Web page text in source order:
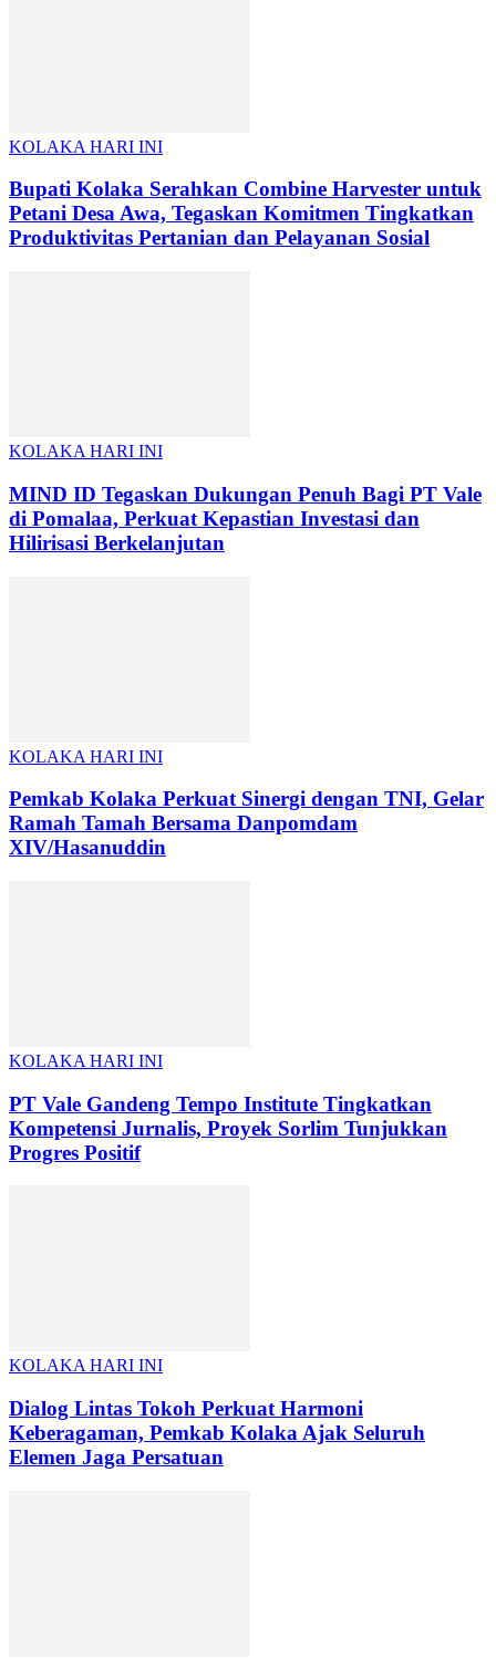
KOLAKA HARI INI
Bupati Kolaka Serahkan Combine Harvester untuk
Petani Desa Awa, Tegaskan Komitmen Tingkatkan
Produktivitas Pertanian dan Pelayanan Sosial
KOLAKA HARI INI
MIND ID Tegaskan Dukungan Penuh Bagi PT Vale
di Pomalaa, Perkuat Kepastian Investasi dan
Hilirisasi Berkelanjutan
KOLAKA HARI INI
Pemkab Kolaka Perkuat Sinergi dengan TNI, Gelar
Ramah Tamah Bersama Danpomdam
XIV/Hasanuddin
KOLAKA HARI INI
PT Vale Gandeng Tempo Institute Tingkatkan
Kompetensi Jurnalis, Proyek Sorlim Tunjukkan
Progres Positif
KOLAKA HARI INI
Dialog Lintas Tokoh Perkuat Harmoni
Keberagaman, Pemkab Kolaka Ajak Seluruh
Elemen Jaga Persatuan